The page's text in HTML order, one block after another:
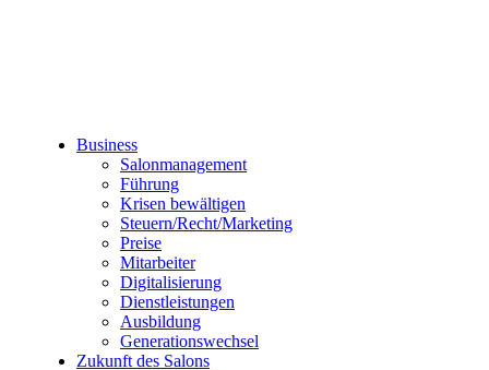
Business
Salonmanagement
Führung
Krisen bewältigen
Steuern/Recht/Marketing
Preise
Mitarbeiter
Digitalisierung
Dienstleistungen
Ausbildung
Generationswechsel
Zukunft des Salons